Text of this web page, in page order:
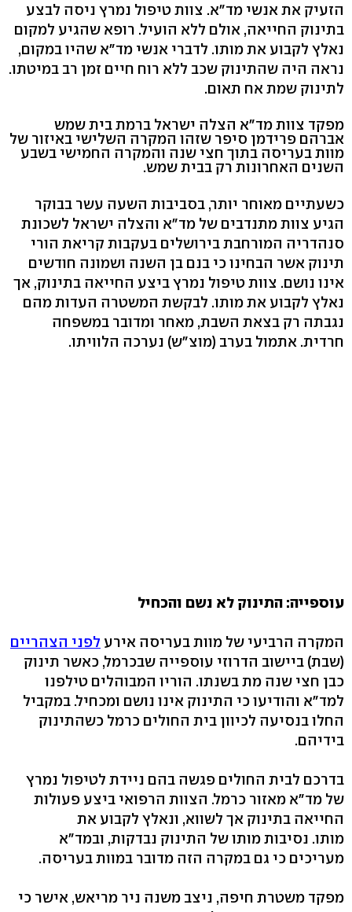
הזעיק את אנשי מד"א. צוות טיפול נמרץ ניסה לבצע
בתינוק החייאה, אולם ללא הועיל. רופא שהגיע למקום
נאלץ לקבוע את מותו. לדברי אנשי מד"א שהיו במקום,
נראה היה שהתינוק שכב ללא רוח חיים זמן רב במיטתו.
לתינוק שמת אח תאום.
מפקד צוות מד"א הצלה ישראל ברמת בית שמש
אברהם פרידמן סיפר שזהו המקרה השלישי באיזור של
מוות בעריסה בתוך חצי שנה והמקרה החמישי בשבע
השנים האחרונות רק בבית שמש.
כשעתיים מאוחר יותר, בסביבות השעה עשר בבוקר
הגיע צוות מתנדבים של מד"א והצלה ישראל לשכונת
סנהדריה המורחבת בירושלים בעקבות קריאת הורי
תינוק אשר הבחינו כי בנם בן השנה ושמונה חודשים
אינו נושם. צוות טיפול נמרץ ביצע החייאה בתינוק, אך
נאלץ לקבוע את מותו. לבקשת המשטרה העדות מהם
נגבתה רק בצאת השבת, מאחר ומדובר במשפחה
חרדית. אתמול בערב (מוצ"ש) נערכה הלוויתו.
עוספייה: התינוק לא נשם והכחיל
המקרה הרביעי של מוות בעריסה אירע לפני הצהריים
(שבת) ביישוב הדרוזי עוספייה שבכרמל, כאשר תינוק
כבן חצי שנה מת בשנתו. הוריו המבוהלים טילפנו
למד"א והודיעו כי התינוק אינו נושם ומכחיל. במקביל
החלו בנסיעה לכיוון בית החולים כרמל כשהתינוק
בידיהם.
בדרכם לבית החולים פגשה בהם ניידת לטיפול נמרץ
של מד"א מאזור כרמל. הצוות הרפואי ביצע פעולות
החייאה בתינוק אך לשווא, ונאלץ לקבוע את
מותו. נסיבות מותו של התינוק נבדקות, ובמד"א
מעריכים כי גם במקרה הזה מדובר במוות בעריסה.
מפקד משטרת חיפה, ניצב משנה ניר מריאש, אישר כי